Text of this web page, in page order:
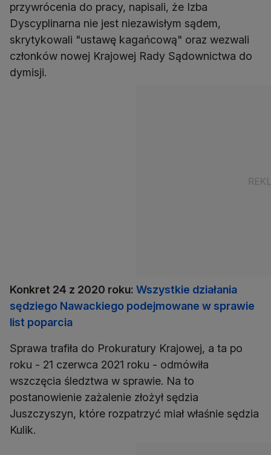
przywrócenia do pracy, napisali, że Izba
Dyscyplinarna nie jest niezawisłym sądem,
skrytykowali "ustawę kagańcową" oraz wezwali
członków nowej Krajowej Rady Sądownictwa do
dymisji.
Konkret 24 z 2020 roku: Wszystkie działania
sędziego Nawackiego podejmowane w sprawie
list poparcia
Sprawa trafiła do Prokuratury Krajowej, a ta po
roku - 21 czerwca 2021 roku - odmówiła
wszczęcia śledztwa w sprawie. Na to
postanowienie zażalenie złożył sędzia
Juszczyszyn, które rozpatrzyć miał właśnie sędzia